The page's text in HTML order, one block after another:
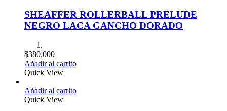
SHEAFFER ROLLERBALL PRELUDE
NEGRO LACA GANCHO DORADO
$380.000
Añadir al carrito
Quick View
Añadir al carrito
Quick View